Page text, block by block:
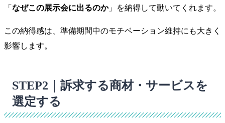
「 なぜこの展示会に出るのか」を納得して動いてくれます。
この納得感は、準備期間中のモチベーション維持にも大きく
影響します。
STEP2｜訴求する商材・サービスを
選定する